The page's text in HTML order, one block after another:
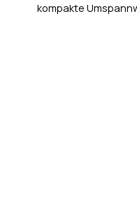
kompakte